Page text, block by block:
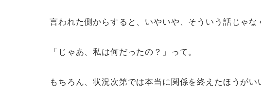
言われた側からすると、いやいや、そういう話じゃな
「じゃあ、私は何だったの？」って。
もちろん、状況次第では本当に関係を終えたほうがい